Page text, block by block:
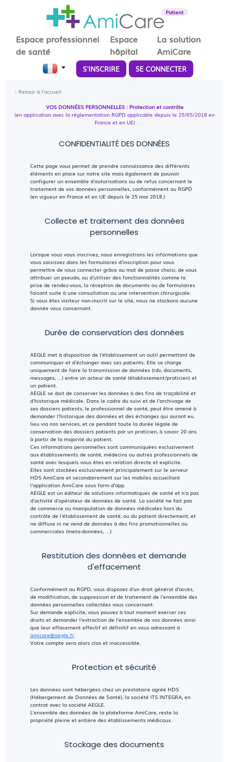
Patient
Espace professionnel
de santé
Espace
hôpital
La solution
AmiCare
S'INSCRIRE SE CONNECTER
〈 Retour à l'accueil
VOS DONNÉES PERSONNELLES : Protection et contrôle
(en application avec la réglementation RGPD applicable depuis le 25/05/2018 en
France et en UE)
CONFIDENTIALITÉ DES DONNÉES
Cette page vous permet de prendre connaissance des différents
éléments en place sur notre site mais également de pouvoir
configurer un ensemble d'autorisations ou de refus concernant le
traitement de vos données personnelles, conformément au RGPD
(en vigueur en France et en UE depuis le 25 mai 2018.)
Collecte et traitement des données
personnelles
Lorsque vous vous inscrivez, nous enregistrons les informations que
vous saisissez dans les formulaires d'inscription pour vous
permettre de vous connecter grâce au mot de passe choisi, de vous
attribuer un pseudo, ou d'utiliser des fonctionnalités comme la
prise de rendez-vous, la réception de documents ou de formulaires
faisant suite à une consultation ou une intervention chirurgicale.
Si vous êtes visiteur non-inscrit sur le site, nous ne stockons aucune
donnée vous concernant.
Durée de conservation des données
AEGLE met à disposition de l'établissement un outil permettant de
communiquer et d'échanger avec ses patients. Elle se charge
uniquement de faire la transmission de données (rdv, documents,
messages, ...) entre un acteur de santé (établissement/praticien) et
un patient.
AEGLE se doit de conserver les données à des fins de traçabilité et
d'historique médicale. Dans le cadre du suivi et de l'archivage de
ses dossiers patients, le professionnel de santé, peut être amené à
demander l'historique des données et des échanges qui auront eu
lieu via nos services, et ce pendant toute la durée légale de
conservation des dossiers patients par un praticien, à savoir 20 ans
à partir de la majorité du patient.
Ces informations personnelles sont communiquées exclusivement
aux établissements de santé, médecins ou autres professionnels de
santé avec lesquels vous êtes en relation directe et explicite.
Elles sont stockées exclusivement principalement sur le serveur
HDS AmiCare et secondairement sur les mobiles accueillant
l'application AmiCare sous form d'app.
AEGLE est un éditeur de solutions informatiques de santé et n'a pas
d'activité d'opérateur de données de santé. La société ne fait pas
de commerce ou manipulation de données médicales hors du
contrôle de l'établissement de santé, ou du patient directement, et
ne diffuse ni ne vend de données à des fins promotionnelles ou
commerciales (meta-données, ...).
Restitution des données et demande
d'effacement
Conformément au RGPD, vous disposez d'un droit général d'accès,
de modification, de suppression et de traitement de l'ensemble des
données personnelles collectées vous concernant.
Sur demande explicite, vous pouvez à tout moment exercer ces
droits et demander l'extraction de l'ensemble de vos données ainsi
que leur effacement effectif et définitif en vous adressant à
amicare@aegle.fr.
Votre compte sera alors clos et inaccessible.
Protection et sécurité
Les données sont hébergées chez un prestataire agréé HDS
(Hébergement de Données de Santé), la société ITS INTEGRA, en
contrat avec la société AEGLE.
L'ensemble des données de la plateforme AmiCare, reste la
propriété pleine et entière des établissements médicaux.
Stockage des documents